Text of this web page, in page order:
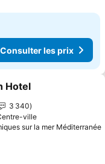
Consulter les prix
mes favoris
Hotel
3 340
ville
sur la mer Méditerranée